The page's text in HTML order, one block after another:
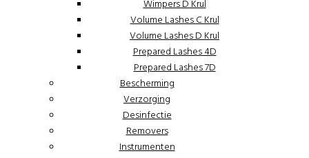
Wimpers D Krul
Volume Lashes C Krul
Volume Lashes D Krul
Prepared Lashes 4D
Prepared Lashes 7D
Bescherming
Verzorging
Desinfectie
Removers
Instrumenten